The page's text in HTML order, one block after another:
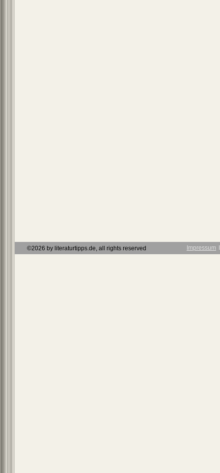
©2026 by literaturtipps.de, all rights reserved Impressum